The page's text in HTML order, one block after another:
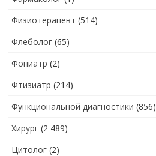
Физиотерапевт (514)
Флеболог (65)
Фониатр (2)
Фтизиатр (214)
Функциональной диагностики (856)
Хирург (2 489)
Цитолог (2)